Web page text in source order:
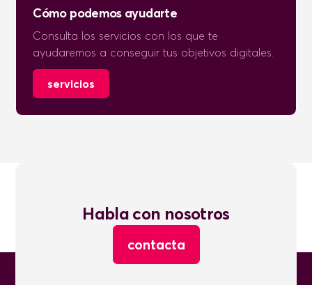
Cómo podemos ayudarte
Consulta los servicios con los que te
ayudaremos a conseguir tus objetivos digitales.
servicios
Habla con nosotros
contacta